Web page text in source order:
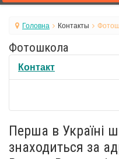
Головна Контакты
Фотошкола
Контакт
Перша в Україні
знаходиться за